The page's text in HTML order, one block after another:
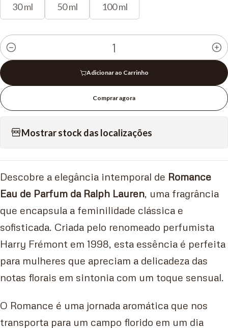
30 ml 50 ml 100 ml
Quantidade
Adicionar ao Carrinho
Comprar agora
Mostrar stock das localizações
Descobre a elegância intemporal de Romance
Eau de Parfum da Ralph Lauren , uma fragrância
que encapsula a feminilidade clássica e
sofisticada. Criada pelo renomeado perfumista
Harry Frémont em 1998, esta essência é perfeita
para mulheres que apreciam a delicadeza das
notas florais em sintonia com um toque sensual.
O Romance é uma jornada aromática que nos
transporta para um campo florido em um dia